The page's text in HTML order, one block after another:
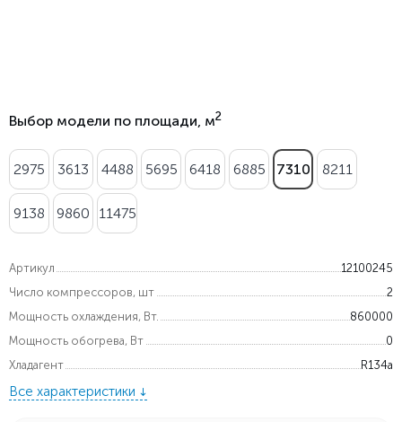
Выбор модели по площади, м2
2975 3613 4488 5695 6418 6885 7310 8211
9138 9860 11475
Артикул
12100245
Число компрессоров, шт
2
Мощность охлаждения, Вт.
860000
Мощность обогрева, Вт
0
Хладагент
R134a
Все характеристики